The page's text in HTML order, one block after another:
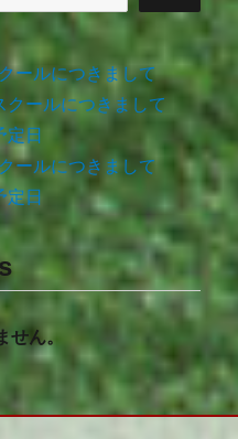
ールにつきまして
クールにつきまして
定日
ールにつきまして
定日
ん。